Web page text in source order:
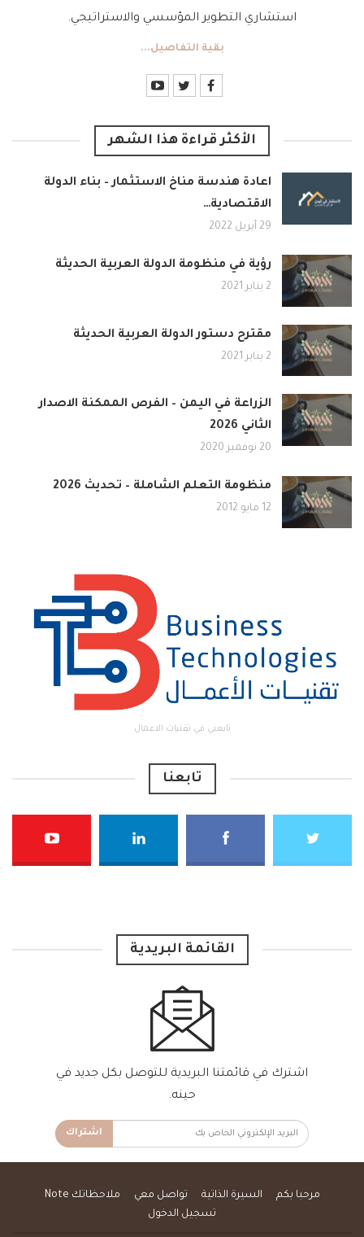
استشاري التطوير المؤسسي والاستراتيجي.
بقية التفاصيل...
الأكثر قراءة هذا الشهر
اعادة هندسة مناخ الاستثمار – بناء الدولة
الاقتصادية…
29 أبريل 2022
رؤية في منظومة الدولة العربية الحديثة
2 يناير 2021
مقترح دستور الدولة العربية الحديثة
2 يناير 2021
الزراعة في اليمن – الفرص الممكنة الاصدار
الثاني 2026
20 نوفمبر 2020
منظومة التعلم الشاملة – تحديث 2026
12 مايو 2012
تابعني في تقنيات الاعمال
تابعنا
القائمة البريدية
اشترك في قائمتنا البريدية للتوصل بكل جديد في
حينه.
اشتراك
مرحبا بكم السيرة الذاتية تواصل معي
ملاحظاتك Note
تسجيل الدخول